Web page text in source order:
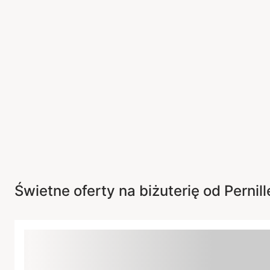
Świetne oferty na biżuterię od